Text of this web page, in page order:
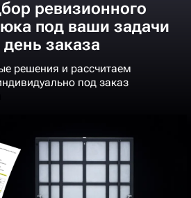
ревизионного
под ваши задачи
день заказа
решения и рассчитаем
под заказ